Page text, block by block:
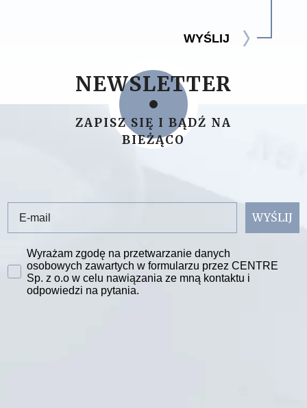
WYŚLIJ
NEWSLETTER
ZAPISZ SIĘ I BĄDŹ NA
BIEŻĄCO
WYŚLIJ
Zgoda na przetwarzanie danych
Wyrażam zgodę na przetwarzanie danych
osobowych zawartych w formularzu przez CENTRE
Sp. z o.o w celu nawiązania ze mną kontaktu i
odpowiedzi na pytania.